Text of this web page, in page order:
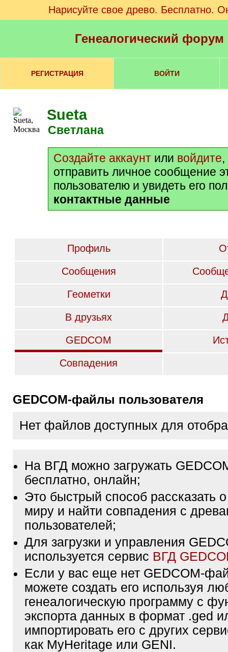
Нарисуйте свое древо. Бесплатно.
Генеалогический
РЕГИСТРАЦИЯ ВОЙТИ
Sueta
Светлана
Создайте аккаунт или войдите
отправить личное сообщение
пользователю и увидеть его
контактные данные
Профиль
Сообщения
Геометки
В друзьях
GEDCOM
Совпадения
GEDCOM-файлы пользователя
Нет файлов доступных для
На ВГД можно загружать
бесплатно, онлайн;
Это быстрый способ рассказать
миру и найти совпадения с
пользователей;
Для загрузки и управления
используется сервис ВГД
Если у вас еще нет GEDCOM-
можете создать его используя
генеалогическую программу с
экспорта данных в формат .ged
импортировать его с других
как MyHeritage или GENI.